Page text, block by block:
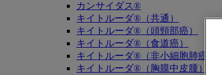
カンサイダス®
キイトルーダ®（共通）
キイトルーダ®（頭頸部癌）
キイトルーダ®（食道癌）
キイトルーダ®（非小細胞肺癌）
キイトルーダ®（胸膜中皮腫）